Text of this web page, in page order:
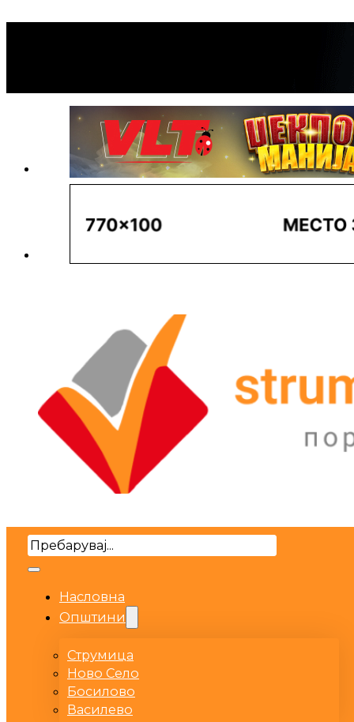
Search
Насловна
Општини
Струмица
Ново Село
Босилово
Василево